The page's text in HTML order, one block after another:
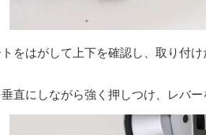
をはがして上下を確認し、取り付
直にしながら強く押しつけ、レバー